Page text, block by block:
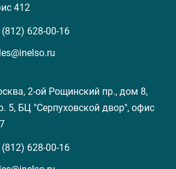
412
628-00-16
2-ой Рощинский пр., дом 8,
5, БЦ "Серпуховской двор", офис
628-00-16